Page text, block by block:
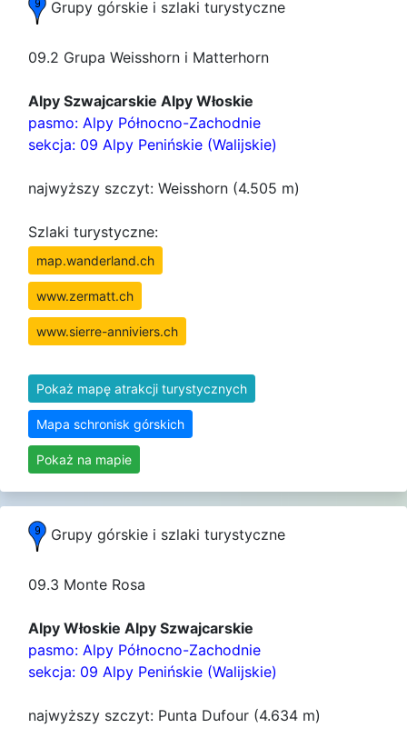
Grupy górskie i szlaki turystyczne
09.2 Grupa Weisshorn i Matterhorn
Alpy Szwajcarskie Alpy Włoskie
pasmo: Alpy Północno-Zachodnie
sekcja: 09 Alpy Penińskie (Walijskie)
najwyższy szczyt: Weisshorn (4.505 m)
Szlaki turystyczne:
map.wanderland.ch
www.zermatt.ch
www.sierre-anniviers.ch
Pokaż mapę atrakcji turystycznych
Mapa schronisk górskich
Pokaż na mapie
Grupy górskie i szlaki turystyczne
09.3 Monte Rosa
Alpy Włoskie Alpy Szwajcarskie
pasmo: Alpy Północno-Zachodnie
sekcja: 09 Alpy Penińskie (Walijskie)
najwyższy szczyt: Punta Dufour (4.634 m)